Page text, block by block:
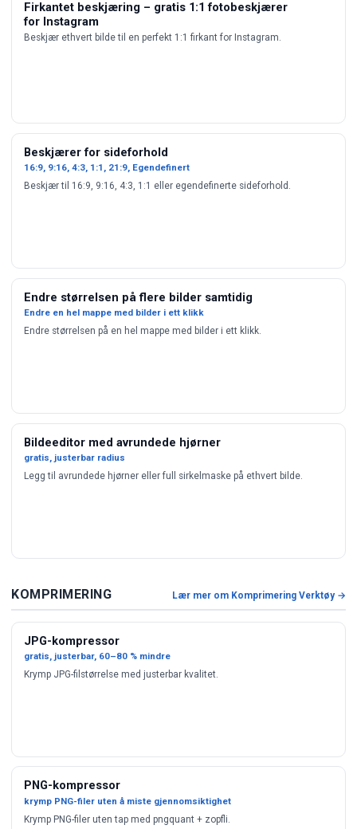
Firkantet beskjæring – gratis 1:1 fotobeskjærer
for Instagram
Beskjær ethvert bilde til en perfekt 1:1 firkant for Instagram.
Beskjærer for sideforhold
16:9, 9:16, 4:3, 1:1, 21:9, Egendefinert
Beskjær til 16:9, 9:16, 4:3, 1:1 eller egendefinerte sideforhold.
Endre størrelsen på flere bilder samtidig
Endre en hel mappe med bilder i ett klikk
Endre størrelsen på en hel mappe med bilder i ett klikk.
Bildeeditor med avrundede hjørner
gratis, justerbar radius
Legg til avrundede hjørner eller full sirkelmaske på ethvert bilde.
KOMPRIMERING Lær mer om Komprimering Verktøy →
JPG-kompressor
gratis, justerbar, 60–80 % mindre
Krymp JPG-filstørrelse med justerbar kvalitet.
PNG-kompressor
krymp PNG-filer uten å miste gjennomsiktighet
Krymp PNG-filer uten tap med pngquant + zopfli.